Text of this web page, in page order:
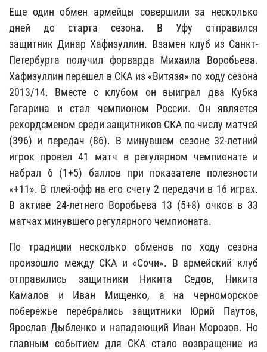
Еще один обмен армейцы совершили за несколько
дней до старта сезона. В Уфу отправился
защитник Динар Хафизуллин. Взамен клуб из Санкт-
Петербурга получил форварда Михаила Воробьева.
Хафизуллин перешел в СКА из «Витязя» по ходу сезона
2013/14. Вместе с клубом он выиграл два Кубка
Гагарина и стал чемпионом России. Он является
рекордсменом среди защитников СКА по числу матчей
(396) и передач (86). В минувшем сезоне 32-летний
игрок провел 41 матч в регулярном чемпионате и
набрал 6 (1+5) баллов при показателе полезности
«+11». В плей-офф на его счету 2 передачи в 16 играх.
В активе 24-летнего Воробьева 13 (5+8) очков в 33
матчах минувшего регулярного чемпионата.
По традиции несколько обменов по ходу сезона
произошло между СКА и «Сочи». В армейский клуб
отправились защитники Никита Седов, Никита
Камалов и Иван Мищенко, а на черноморское
побережье перебрались защитники Юрий Паутов,
Ярослав Дыбленко и нападающий Иван Морозов. Но
главным событием для СКА стало возвращение из